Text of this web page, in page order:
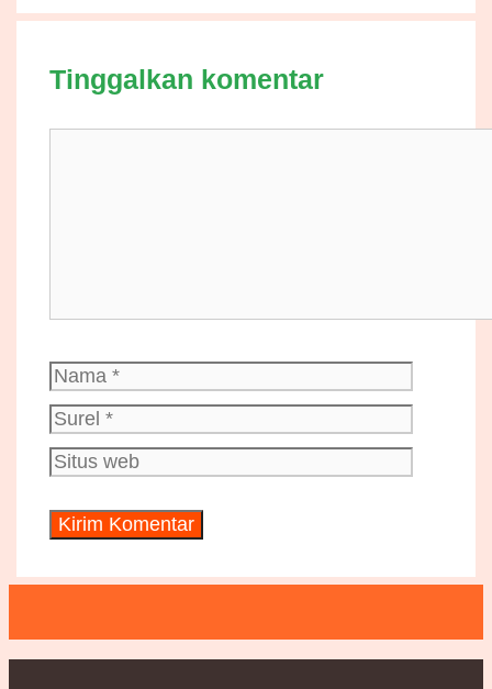
Tinggalkan komentar
Nama